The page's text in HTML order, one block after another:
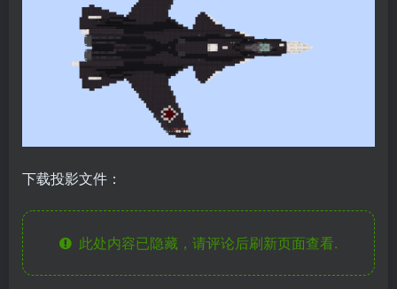
下载投影文件：
此处内容已隐藏，请评论后刷新页面查看.